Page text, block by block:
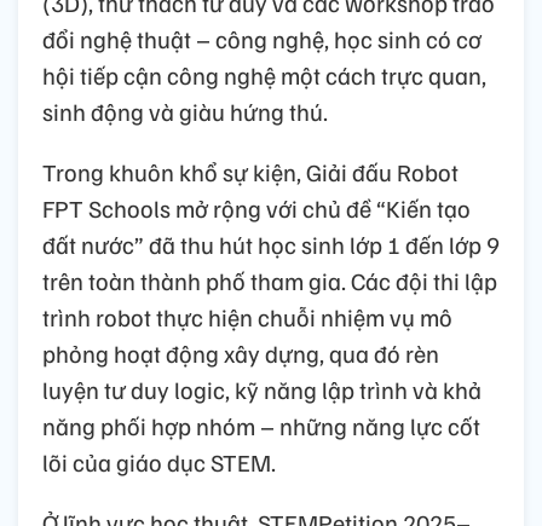
đổi nghệ thuật – công nghệ, học sinh có cơ
hội tiếp cận công nghệ một cách trực quan,
sinh động và giàu hứng thú.
Trong khuôn khổ sự kiện, Giải đấu Robot
FPT Schools mở rộng với chủ đề “Kiến tạo
đất nước” đã thu hút học sinh lớp 1 đến lớp 9
trên toàn thành phố tham gia. Các đội thi lập
trình robot thực hiện chuỗi nhiệm vụ mô
phỏng hoạt động xây dựng, qua đó rèn
luyện tư duy logic, kỹ năng lập trình và khả
năng phối hợp nhóm – những năng lực cốt
lõi của giáo dục STEM.